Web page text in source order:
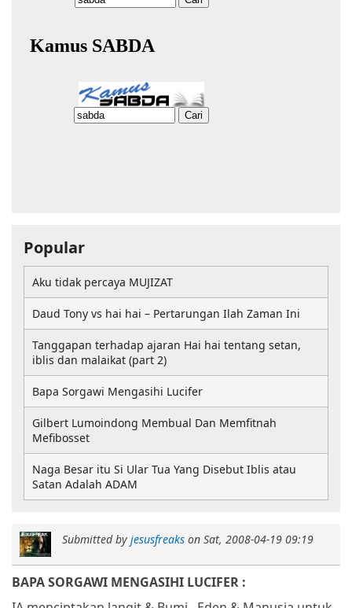
Submitted by jesusfreaks on Sat, 2008-04-19 09:19
BAPA SORGAWI MENGASIHI LUCIFER :
Popular
Aku tidak percaya MUJIZAT
Daud Tony vs hai hai – Pertarungan Ilah Zaman Ini
Tanggapan terhadap ajaran Hai hai tentang setan,
iblis dan malaikat (part 2)
Bapa Sorgawi Mengasihi Lucifer
Gilbert Lumoindong Membual Dan Memfitnah
Mefibosset
Naga Besar itu Si Ular Tua Yang Disebut Iblis atau
Satan Adalah ADAM